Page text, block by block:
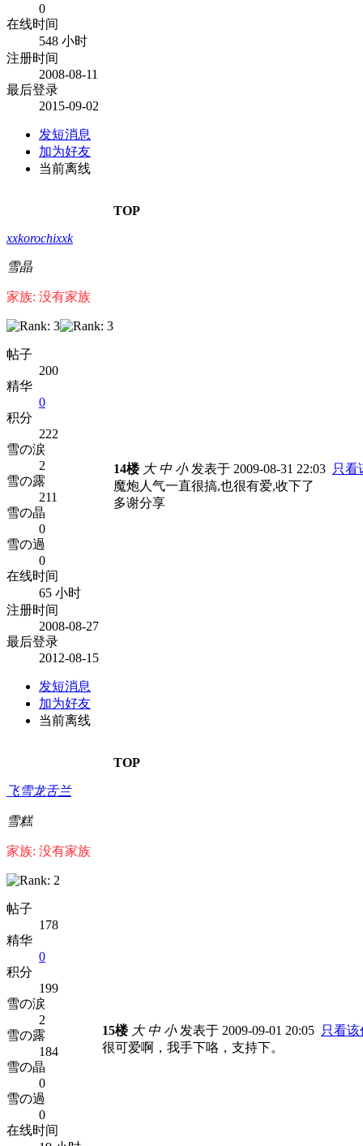
0
在线时间
548 小时
注册时间
2008-08-11
最后登录
2015-09-02
发短消息
加为好友
当前离线
TOP
xxkorochixxk
雪晶
家族: 没有家族
帖子
200
精华
0
积分
222
雪の涙
2
雪の露
211
雪の晶
0
雪の過
0
在线时间
65 小时
注册时间
2008-08-27
最后登录
2012-08-15
发短消息
加为好友
当前离线
14楼 大 中 小发表于 2009-08-31 22:03 只看
魔炮人气一直很搞,也很有爱,收下了
多谢分享
TOP
飞雪龙舌兰
雪糕
家族: 没有家族
帖子
178
精华
0
积分
199
雪の涙
2
雪の露
184
雪の晶
0
雪の過
0
在线时间
15楼 大 中 小发表于 2009-09-01 20:05 只看该
很可爱啊，我手下咯，支持下。